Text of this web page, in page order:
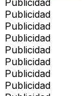
Publicidad
Publicidad
Publicidad
Publicidad
Publicidad
Publicidad
Publicidad